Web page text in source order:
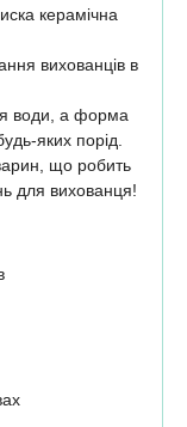
керамічна
вихованців в
води, а форма
яких порід.
що робить
для вихованця!